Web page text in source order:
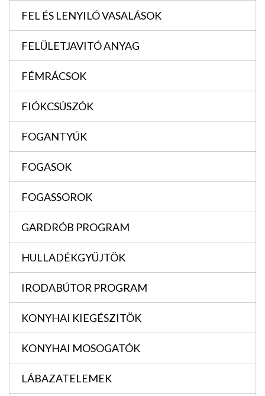
FEL ÉS LENYILÓ VASALÁSOK
FELÜLETJAVITÓ ANYAG
FÉMRÁCSOK
FIÓKCSÚSZÓK
FOGANTYÚK
FOGASOK
FOGASSOROK
GARDRÓB PROGRAM
HULLADÉKGYÜJTÖK
IRODABÚTOR PROGRAM
KONYHAI KIEGÉSZITÖK
KONYHAI MOSOGATÓK
LÁBAZATELEMEK